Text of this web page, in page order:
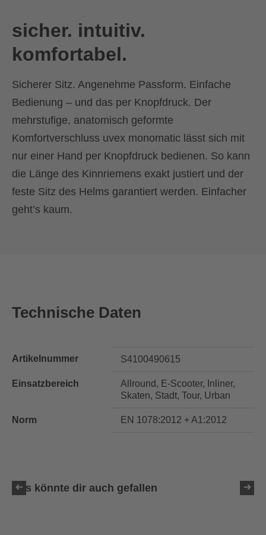
sicher. intuitiv.
komfortabel.
Sicherer Sitz. Angenehme Passform. Einfache
Bedienung – und das per Knopfdruck. Der
mehrstufige, anatomisch geformte
Komfortverschluss uvex monomatic lässt sich mit
nur einer Hand per Knopfdruck bedienen. So kann
die Länge des Kinnriemens exakt justiert und der
feste Sitz des Helms garantiert werden. Einfacher
geht’s kaum.
Technische Daten
Artikelnummer S4100490615
Einsatzbereich
Allround, E-Scooter, Inliner,
Skaten, Stadt, Tour, Urban
Norm EN 1078:2012 + A1:2012
Das könnte dir auch gefallen